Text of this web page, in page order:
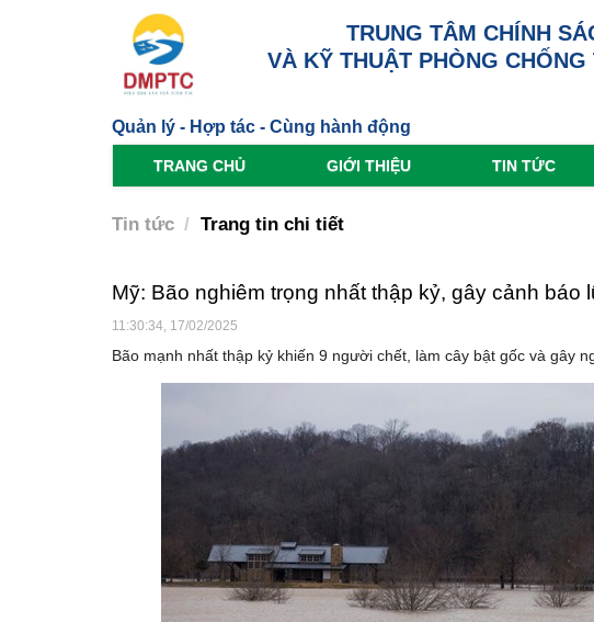
TRUNG TÂM CHÍNH
VÀ KỸ THUẬT PHÒNG CHỐNG
Quản lý - Hợp tác - Cùng hành động
TRANG CHỦ GIỚI THIỆU TIN TỨC
Tin tức Trang tin chi tiết
Mỹ: Bão nghiêm trọng nhất thập kỷ, gây cảnh báo
11:30:34, 17/02/2025
Bão mạnh nhất thập kỷ khiến 9 người chết, làm cây bật gốc và gây